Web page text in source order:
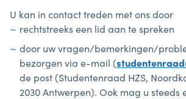
U kan in contact treden met ons door
rechtstreeks een lid aan te spreken
door uw vragen/bemerkingen/
bezorgen via e-mail (
de post (Studentenraad HZS,
2030 Antwerpen). Ook mag u steeds